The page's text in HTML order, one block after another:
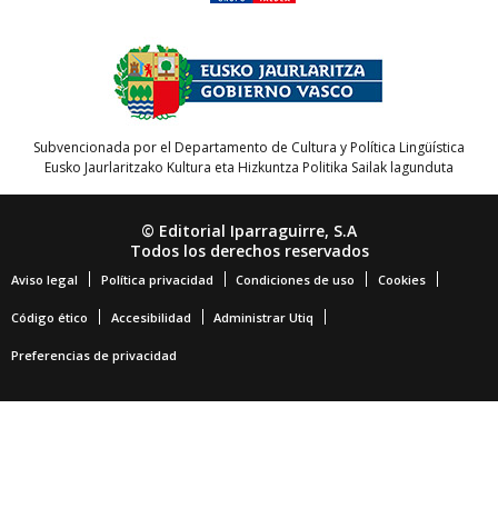
Subvencionada por el Departamento de Cultura y Política Lingüística
Eusko Jaurlaritzako Kultura eta Hizkuntza Politika Sailak lagunduta
© Editorial Iparraguirre, S.A
Todos los derechos reservados
Aviso legal Política privacidad Condiciones de uso Cookies
Código ético Accesibilidad Administrar Utiq
Preferencias de privacidad